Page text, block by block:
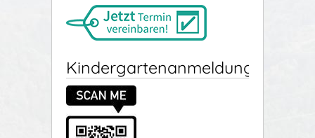
Kindergartenanmeldung